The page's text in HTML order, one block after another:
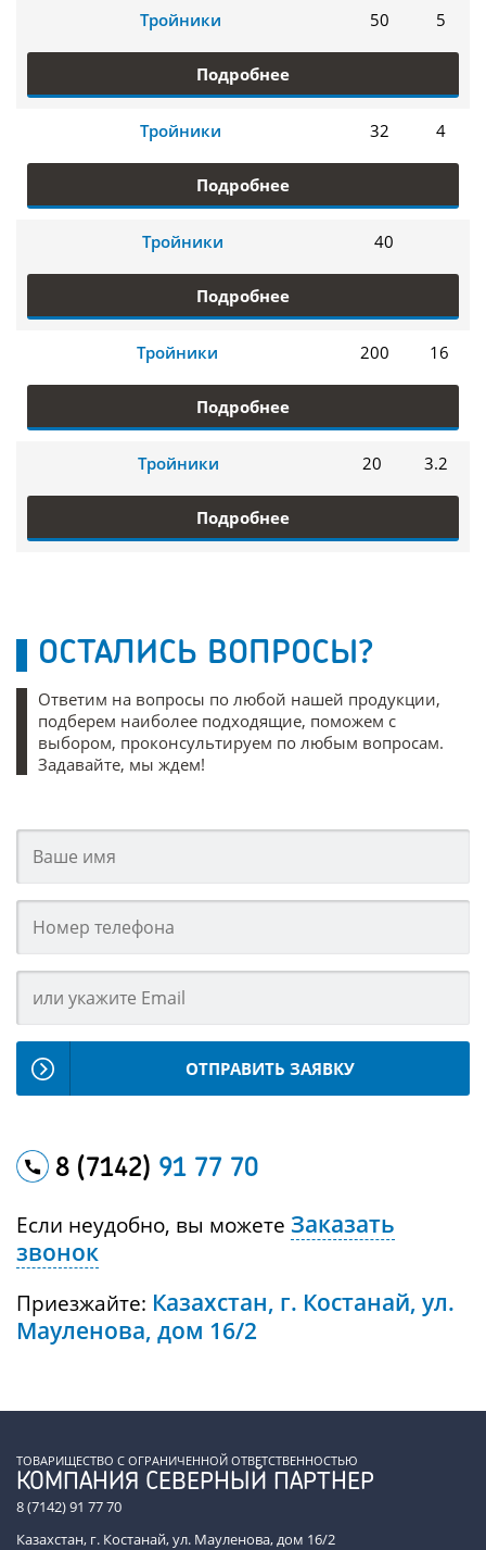
Тройники 50 5
Подробнее
Тройники 32 4
Подробнее
Тройники 40
Подробнее
Тройники 200 16
Подробнее
Тройники 20 3.2
Подробнее
ОСТАЛИСЬ ВОПРОСЫ?
Ответим на вопросы по любой нашей продукции,
подберем наиболее подходящие, поможем с
выбором, проконсультируем по любым вопросам.
Задавайте, мы ждем!
ОТПРАВИТЬ ЗАЯВКУ
8 (7142) 91 77 70
Если неудобно, вы можете Заказать
звонок
Приезжайте: Казахстан, г. Костанай, ул.
Мауленова, дом 16/2
ТОВАРИЩЕСТВО С ОГРАНИЧЕННОЙ ОТВЕТСТВЕННОСТЬЮ
КОМПАНИЯ СЕВЕРНЫЙ ПАРТНЕР
8 (7142) 91 77 70
Казахстан, г. Костанай, ул. Мауленова, дом 16/2